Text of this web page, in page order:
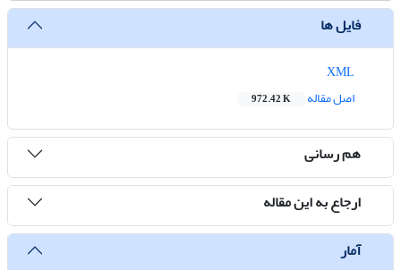
فایل ها
اصل مقاله
972.42 K
هم رسانی
ارجاع به این مقاله
آمار